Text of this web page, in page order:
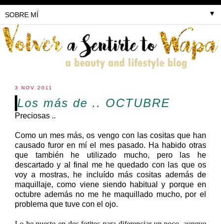
▼
3 NOV 2011
Los más de .. OCTUBRE
Preciosas ..
Como un mes más, os vengo con las cositas que han
causado furor en mí el mes pasado. Ha habido otras
que también he utilizado mucho, pero las he
descartado y al final me he quedado con las que os
voy a mostras, he incluído más cositas además de
maquillaje, como viene siendo habitual y porque en
octubre además no me he maquillado mucho, por el
problema que tuve con el ojo.